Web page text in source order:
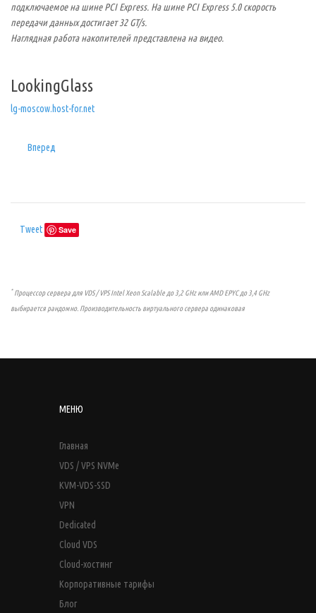
подключаемое на шине PCI Express. На шине PCI Express 5.0 скорость
передачи данных достигает 32 GT/s.
Наглядная работа накопителей представлена на видео.
LookingGlass
lg-moscow.host-for.net
Вперед
Tweet Save
*Процессор сервера для VDS / VPS Intel Xeon Scalable до 3,2 GHz или AMD EPYC до 3,4 GHz
выбирается рандомно. Производительность виртуального сервера одинаковая
МЕНЮ
Главная
VDS / VPS NVMe
KVM-VDS-SSD
VPN
Dedicated
Cloud VDS
Cloud-хостинг
Корпоративные тарифы
Блог